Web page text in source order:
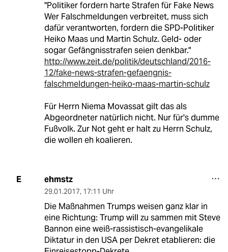
"Politiker fordern harte Strafen für Fake News
Wer Falschmeldungen verbreitet, muss sich
dafür verantworten, fordern die SPD-Politiker
Heiko Maas und Martin Schulz. Geld- oder
sogar Gefängnisstrafen seien denkbar."
http://www.zeit.de/politik/deutschland/2016-
12/fake-news-strafen-gefaengnis-
falschmeldungen-heiko-maas-martin-schulz
Für Herrn Niema Movassat gilt das als
Abgeordneter natürlich nicht. Nur für's dumme
Fußvolk. Zur Not geht er halt zu Herrn Schulz,
die wollen eh koalieren.
E ehmstz
29.01.2017, 17:11 Uhr
Die Maßnahmen Trumps weisen ganz klar in
eine Richtung: Trump will zu sammen mit Steve
Bannon eine weiß-rassistisch-evangelikale
Diktatur in den USA per Dekret etablieren: die